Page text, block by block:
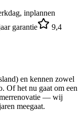
inplannen
garantie
9,4
en kennen zowel
Of het nu gaat om een
— wij
meegaat.